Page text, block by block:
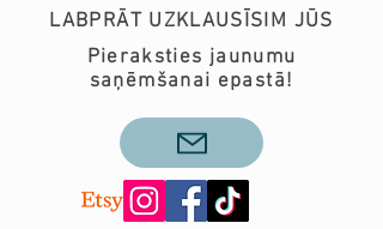
LABPRĀT UZKLAUSĪSIM JŪS
Pieraksties jaunumu
saņēmšanai epastā!